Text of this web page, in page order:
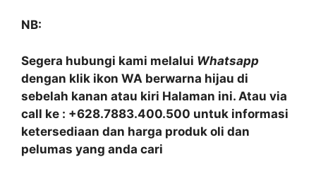
NB:
Segera hubungi kami melalui Whatsapp
dengan klik ikon WA berwarna hijau di
sebelah kanan atau kiri Halaman ini. Atau via
call ke : +628.7883.400.500 untuk informasi
ketersediaan dan harga produk oli dan
pelumas yang anda cari